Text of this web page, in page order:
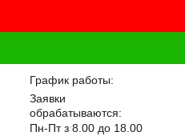
График работы:
Заявки
обрабатываются:
Пн-Пт з 8.00 до 18.00